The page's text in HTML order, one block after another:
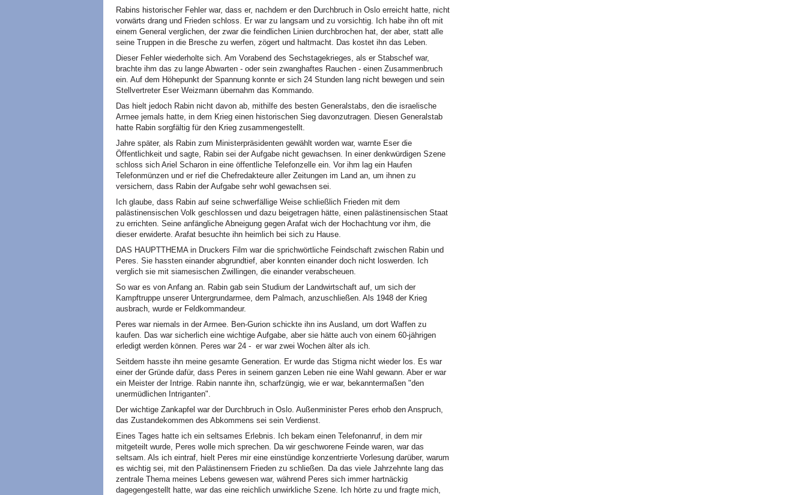
Rabins historischer Fehler war, dass er, nachdem er den Durchbruch in Oslo erreicht hatte, nicht
vorwärts drang und Frieden schloss. Er war zu langsam und zu vorsichtig. Ich habe ihn oft mit
einem General verglichen, der zwar die feindlichen Linien durchbrochen hat, der aber, statt alle
seine Truppen in die Bresche zu werfen, zögert und haltmacht. Das kostet ihn das Leben.
Dieser Fehler wiederholte sich. Am Vorabend des Sechstagekrieges, als er Stabschef war,
brachte ihm das zu lange Abwarten - oder sein zwanghaftes Rauchen - einen Zusammenbruch
ein. Auf dem Höhepunkt der Spannung konnte er sich 24 Stunden lang nicht bewegen und sein
Stellvertreter Eser Weizmann übernahm das Kommando.
Das hielt jedoch Rabin nicht davon ab, mithilfe des besten Generalstabs, den die israelische
Armee jemals hatte, in dem Krieg einen historischen Sieg davonzutragen. Diesen Generalstab
hatte Rabin sorgfältig für den Krieg zusammengestellt.
Jahre später, als Rabin zum Ministerpräsidenten gewählt worden war, warnte Eser die
Öffentlichkeit und sagte, Rabin sei der Aufgabe nicht gewachsen. In einer denkwürdigen Szene
schloss sich Ariel Scharon in eine öffentliche Telefonzelle ein. Vor ihm lag ein Haufen
Telefonmünzen und er rief die Chefredakteure aller Zeitungen im Land an, um ihnen zu
versichern, dass Rabin der Aufgabe sehr wohl gewachsen sei.
Ich glaube, dass Rabin auf seine schwerfällige Weise schließlich Frieden mit dem
palästinensischen Volk geschlossen und dazu beigetragen hätte, einen palästinensischen Staat
zu errichten. Seine anfängliche Abneigung gegen Arafat wich der Hochachtung vor ihm, die
dieser erwiderte. Arafat besuchte ihn heimlich bei sich zu Hause.
DAS HAUPTTHEMA in Druckers Film war die sprichwörtliche Feindschaft zwischen Rabin und
Peres. Sie hassten einander abgrundtief, aber konnten einander doch nicht loswerden. Ich
verglich sie mit siamesischen Zwillingen, die einander verabscheuen.
So war es von Anfang an. Rabin gab sein Studium der Landwirtschaft auf, um sich der
Kampftruppe unserer Untergrundarmee, dem Palmach, anzuschließen. Als 1948 der Krieg
ausbrach, wurde er Feldkommandeur.
Peres war niemals in der Armee. Ben-Gurion schickte ihn ins Ausland, um dort Waffen zu
kaufen. Das war sicherlich eine wichtige Aufgabe, aber sie hätte auch von einem 60-jährigen
erledigt werden können. Peres war 24 - er war zwei Wochen älter als ich.
Seitdem hasste ihn meine gesamte Generation. Er wurde das Stigma nicht wieder los. Es war
einer der Gründe dafür, dass Peres in seinem ganzen Leben nie eine Wahl gewann. Aber er war
ein Meister der Intrige. Rabin nannte ihn, scharfzüngig, wie er war, bekanntermaßen "den
unermüdlichen Intriganten".
Der wichtige Zankapfel war der Durchbruch in Oslo. Außenminister Peres erhob den Anspruch,
das Zustandekommen des Abkommens sei sein Verdienst.
Eines Tages hatte ich ein seltsames Erlebnis. Ich bekam einen Telefonanruf, in dem mir
mitgeteilt wurde, Peres wolle mich sprechen. Da wir geschworene Feinde waren, war das
seltsam. Als ich eintraf, hielt Peres mir eine einstündige konzentrierte Vorlesung darüber, warum
es wichtig sei, mit den Palästinensern Frieden zu schließen. Da das viele Jahrzehnte lang das
zentrale Thema meines Lebens gewesen war, während Peres sich immer hartnäckig
dagegengestellt hatte, war das eine reichlich unwirkliche Szene. Ich hörte zu und fragte mich,